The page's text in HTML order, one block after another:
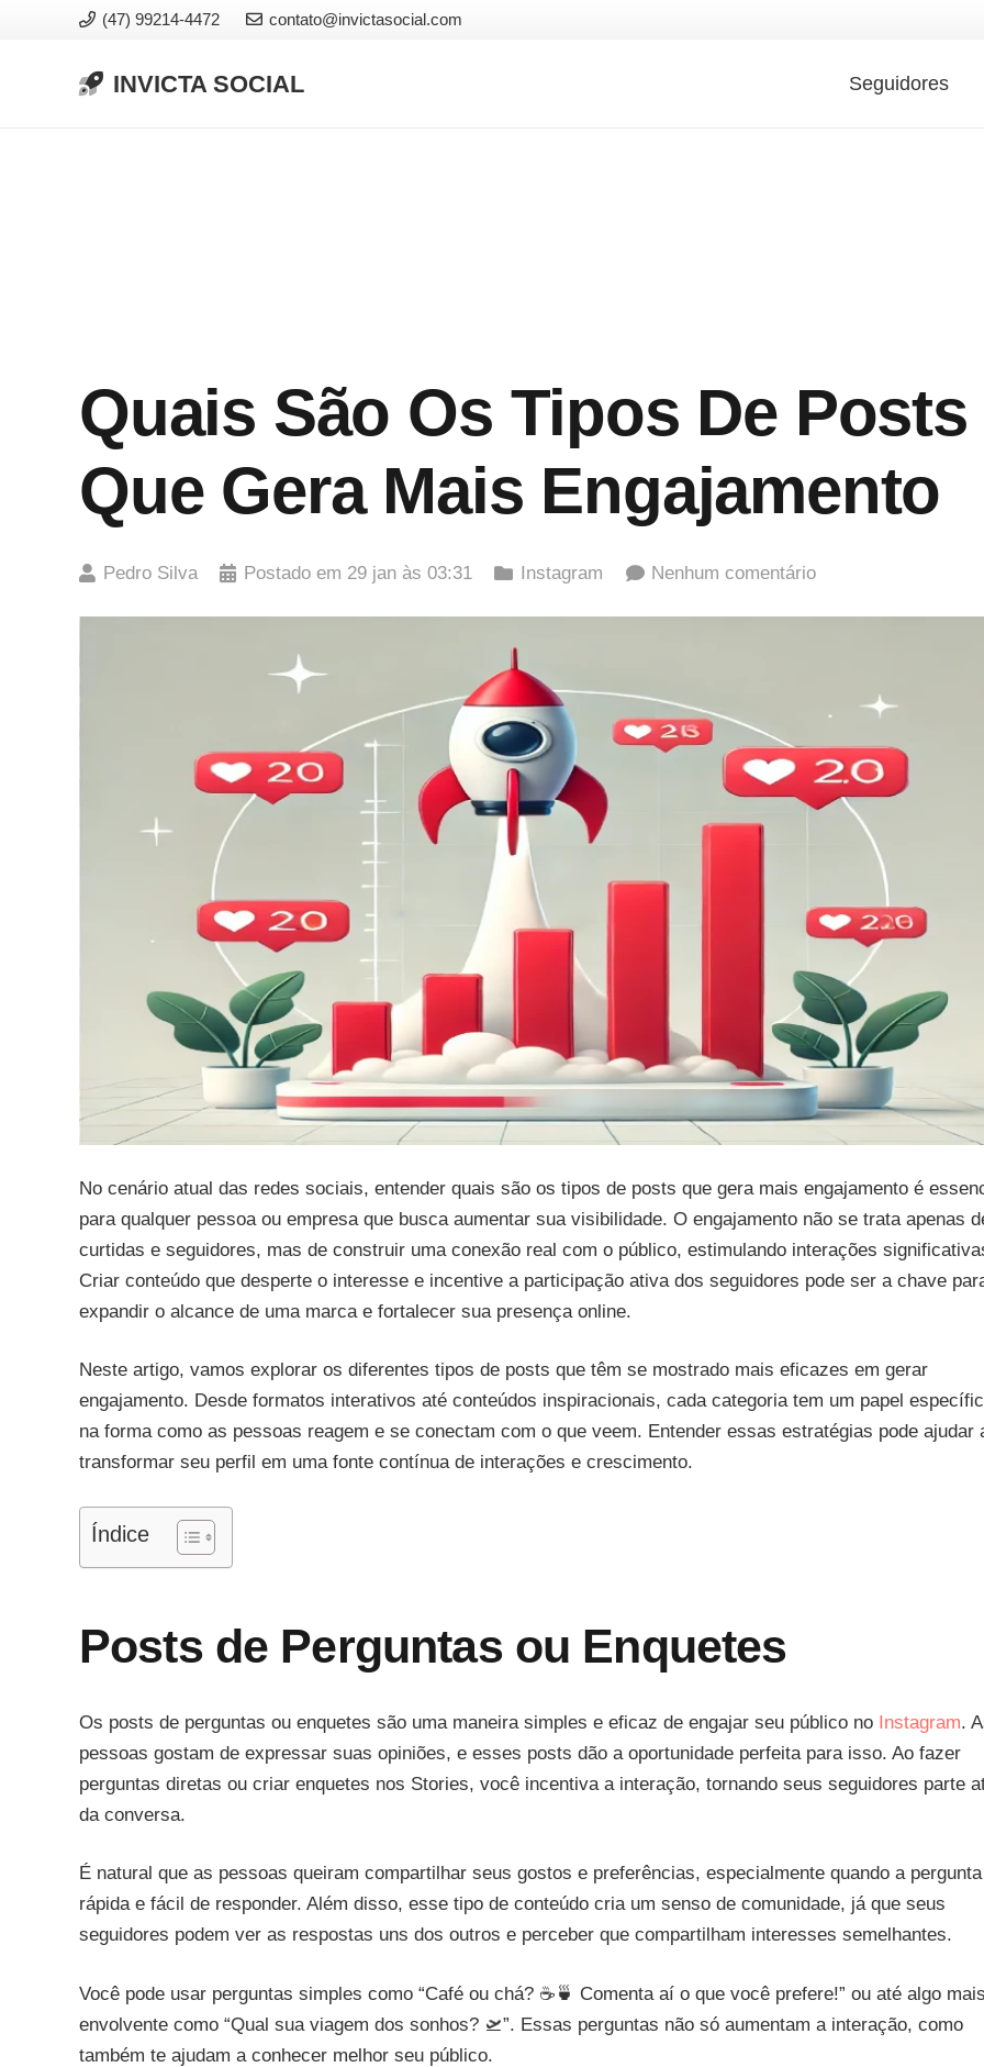
(47) 99214-4472 contato@invictasocial.com
INVICTA SOCIAL Seguidores
Quais São Os Tipos De Posts
Que Gera Mais Engajamento
Pedro Silva Postado em 29 jan às 03:31 Instagram Nenhum comentário
No cenário atual das redes sociais, entender quais são os tipos de posts que gera mais engajamento é
para qualquer pessoa ou empresa que busca aumentar sua visibilidade. O engajamento não se trata apenas
curtidas e seguidores, mas de construir uma conexão real com o público, estimulando interações
Criar conteúdo que desperte o interesse e incentive a participação ativa dos seguidores pode ser a chave
expandir o alcance de uma marca e fortalecer sua presença online.
Neste artigo, vamos explorar os diferentes tipos de posts que têm se mostrado mais eficazes em gerar
engajamento. Desde formatos interativos até conteúdos inspiracionais, cada categoria tem um papel
na forma como as pessoas reagem e se conectam com o que veem. Entender essas estratégias pode ajudar
transformar seu perfil em uma fonte contínua de interações e crescimento.
Índice
Posts de Perguntas ou Enquetes
Os posts de perguntas ou enquetes são uma maneira simples e eficaz de engajar seu público no Instagram.
pessoas gostam de expressar suas opiniões, e esses posts dão a oportunidade perfeita para isso. Ao fazer
perguntas diretas ou criar enquetes nos Stories, você incentiva a interação, tornando seus seguidores parte
da conversa.
É natural que as pessoas queiram compartilhar seus gostos e preferências, especialmente quando a
rápida e fácil de responder. Além disso, esse tipo de conteúdo cria um senso de comunidade, já que seus
seguidores podem ver as respostas uns dos outros e perceber que compartilham interesses semelhantes.
Você pode usar perguntas simples como “Café ou chá? ☕🍵 Comenta aí o que você prefere!” ou até algo
envolvente como “Qual sua viagem dos sonhos? 🛫”. Essas perguntas não só aumentam a interação, como
também te ajudam a conhecer melhor seu público.